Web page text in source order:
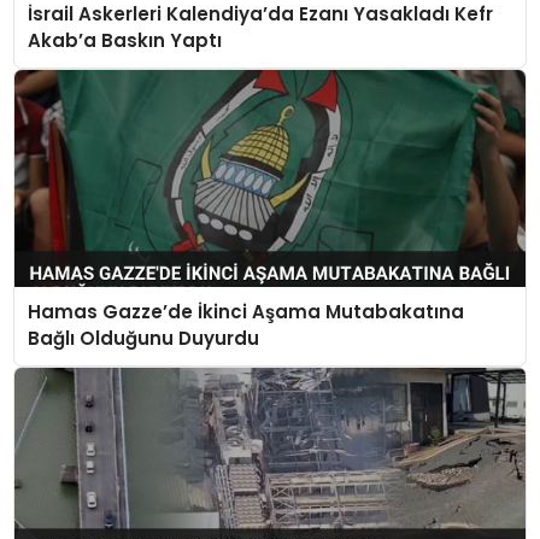
İsrail Askerleri Kalendiya’da Ezanı Yasakladı Kefr
Akab’a Baskın Yaptı
Hamas Gazze’de İkinci Aşama Mutabakatına
Bağlı Olduğunu Duyurdu